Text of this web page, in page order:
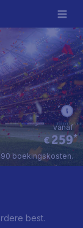
€259*
vanaf
boekingskosten.
best.